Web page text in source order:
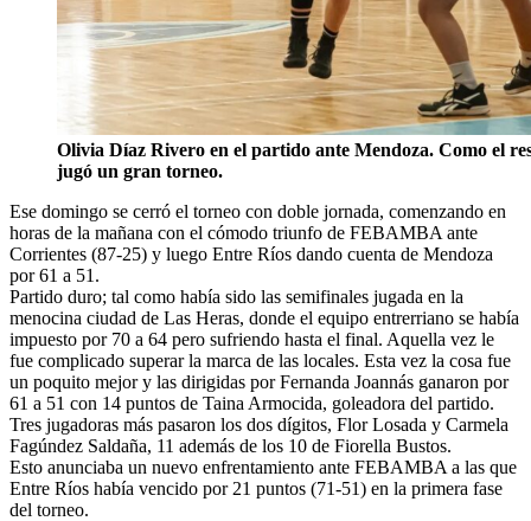
Olivia Díaz Rivero en el partido ante Mendoza. Como el
jugó un gran torneo.
Ese domingo se cerró el torneo con doble jornada, comenzando en
horas de la mañana con el cómodo triunfo de FEBAMBA ante
Corrientes (87-25) y luego Entre Ríos dando cuenta de Mendoza
por 61 a 51.
Partido duro; tal como había sido las semifinales jugada en la
menocina ciudad de Las Heras, donde el equipo entrerriano se había
impuesto por 70 a 64 pero sufriendo hasta el final. Aquella vez le
fue complicado superar la marca de las locales. Esta vez la cosa fue
un poquito mejor y las dirigidas por Fernanda Joannás ganaron por
61 a 51 con 14 puntos de Taina Armocida, goleadora del partido.
Tres jugadoras más pasaron los dos dígitos, Flor Losada y Carmela
Fagúndez Saldaña, 11 además de los 10 de Fiorella Bustos.
Esto anunciaba un nuevo enfrentamiento ante FEBAMBA a las que
Entre Ríos había vencido por 21 puntos (71-51) en la primera fase
del torneo.